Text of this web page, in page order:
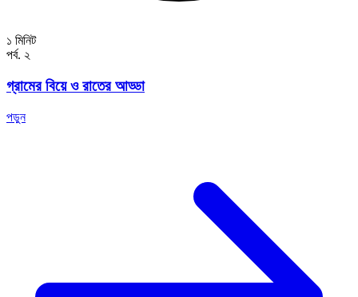
১ মিনিট
পর্ব. ২
গ্রামের বিয়ে ও রাতের আড্ডা
পড়ুন